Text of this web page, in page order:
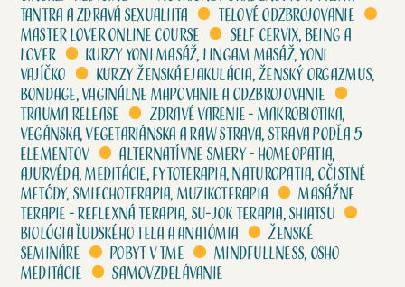
Tantra a zdravá sexualiita
Telové odzbrojovanie
Master lover online course
Self cervix, Being a
lover
Kurzy Yoni masáž, Lingam masáž, Yoni
vajíčko
Kurzy Ženská ejakulácia, Ženský orgazmus,
Bondage, Vaginálne mapovanie a odzbrojovanie
Trauma release
Zdravé varenie - Makrobiotika,
vegánska, vegetariánska a raw strava, strava podľa 5
elementov
Alternatívne smery - homeopatia,
ajurvéda, meditácie, fytoterapia, naturopatia, očistné
metódy, smiechoterapia, muzikoterapia
Masážne
terapie - Reflexná terapia, su-jok terapia, shiatsu
Biológia ľudského tela a anatómia
Ženské
semináre
Pobyt v tme
Mindfullness, Osho
meditácie
Samovzdelávanie